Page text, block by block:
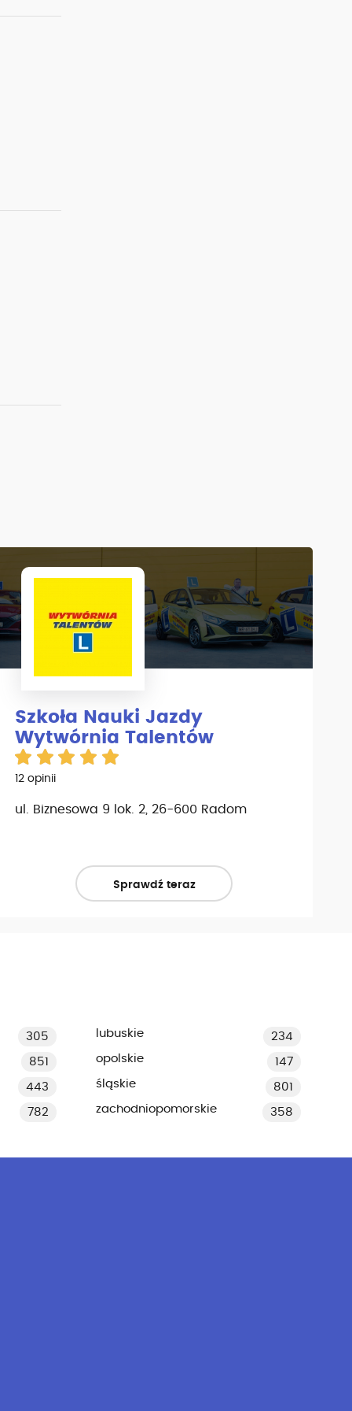
Szkoła Nauki Jazdy
Wytwórnia Talentów
12 opinii
ul. Biznesowa 9 lok. 2, 26-600 Radom
Sprawdź teraz
305 lubuskie 234
851 opolskie 147
443 śląskie 801
782 zachodniopomorskie 358